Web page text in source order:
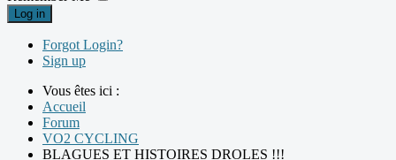
Log in
Forgot Login?
Sign up
Vous êtes ici :
Accueil
Forum
VO2 CYCLING
BLAGUES ET HISTOIRES DROLES !!!